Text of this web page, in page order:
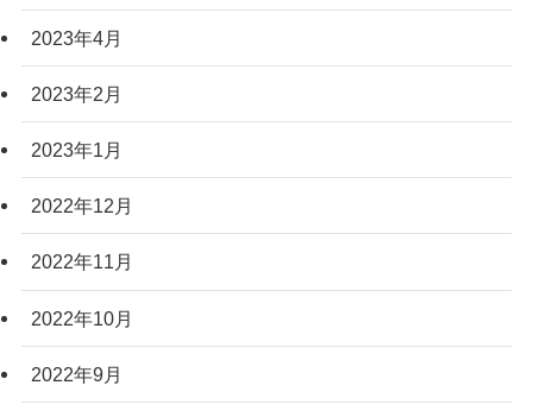
2023年4月
2023年2月
2023年1月
2022年12月
2022年11月
2022年10月
2022年9月